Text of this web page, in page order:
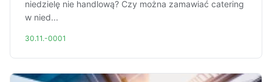
niedzielę nie handlową? Czy można zamawiać catering
w nied...
30.11.-0001